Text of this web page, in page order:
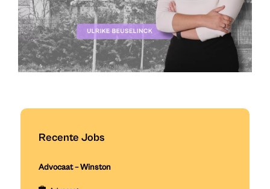
Recente Jobs
Advocaat – Winston